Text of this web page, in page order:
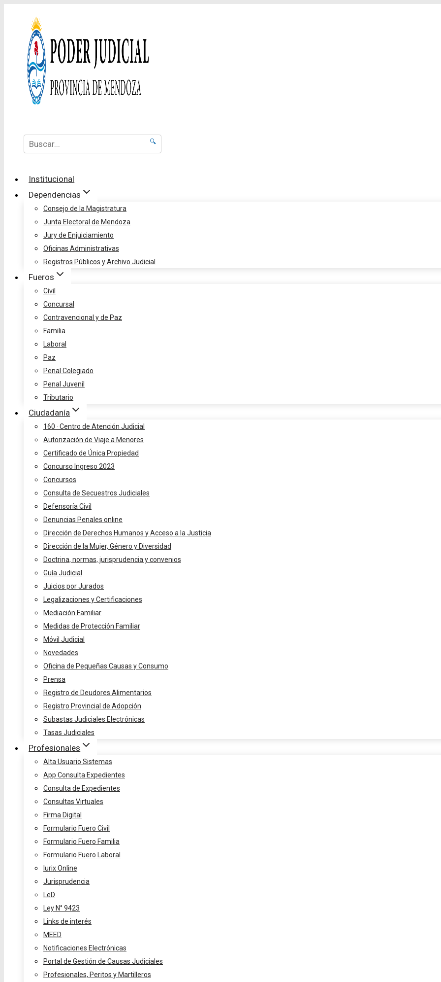
🔍
Institucional
Dependencias
Consejo de la Magistratura
Junta Electoral de Mendoza
Jury de Enjuiciamiento
Oficinas Administrativas
Registros Públicos y Archivo Judicial
Fueros
Civil
Concursal
Contravencional y de Paz
Familia
Laboral
Paz
Penal Colegiado
Penal Juvenil
Tributario
Ciudadanía
160 · Centro de Atención Judicial
Autorización de Viaje a Menores
Certificado de Única Propiedad
Concurso Ingreso 2023
Concursos
Consulta de Secuestros Judiciales
Defensoría Civil
Denuncias Penales online
Dirección de Derechos Humanos y Acceso a la Justicia
Dirección de la Mujer, Género y Diversidad
Doctrina, normas, jurisprudencia y convenios
Guía Judicial
Juicios por Jurados
Legalizaciones y Certificaciones
Mediación Familiar
Medidas de Protección Familiar
Móvil Judicial
Novedades
Oficina de Pequeñas Causas y Consumo
Prensa
Registro de Deudores Alimentarios
Registro Provincial de Adopción
Subastas Judiciales Electrónicas
Tasas Judiciales
Profesionales
Alta Usuario Sistemas
App Consulta Expedientes
Consulta de Expedientes
Consultas Virtuales
Firma Digital
Formulario Fuero Civil
Formulario Fuero Familia
Formulario Fuero Laboral
Iurix Online
Jurisprudencia
LeD
Ley N° 9423
Links de interés
MEED
Notificaciones Electrónicas
Portal de Gestión de Causas Judiciales
Profesionales, Peritos y Martilleros